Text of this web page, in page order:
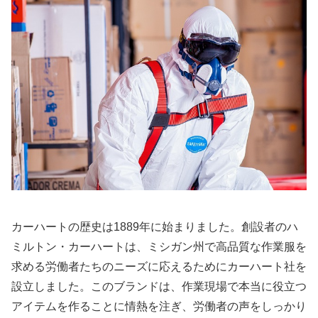
カーハートの歴史は1889年に始まりました。創設者のハ
ミルトン・カーハートは、ミシガン州で高品質な作業服を
求める労働者たちのニーズに応えるためにカーハート社を
設立しました。このブランドは、作業現場で本当に役立つ
アイテムを作ることに情熱を注ぎ、労働者の声をしっかり